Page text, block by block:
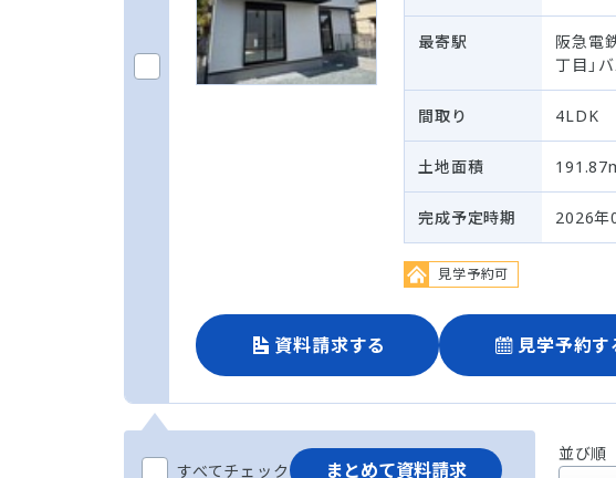
最寄駅
阪急電
丁目」
間取り 4LDK
土地面積
完成予定時期 2026年
見学予約可
資料請求する 見学予約す
すべてチェック まとめて資料請求
並び順